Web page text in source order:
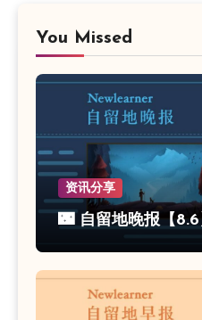
You Missed
资讯分享
🌃 自留地晚报【